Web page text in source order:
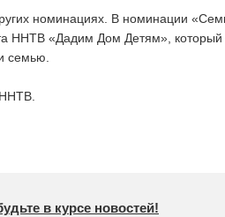
номинациях. В номинации
ННТВ «Дадим Дом Детям», который
семью.
в курсе новостей!